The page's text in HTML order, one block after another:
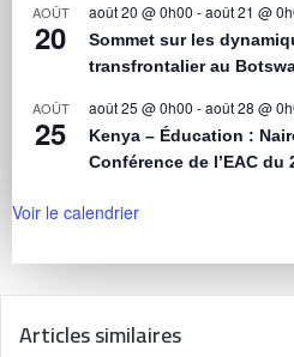
AOÛT
20
août 20 @ 0h00 -août 21 @
Sommet sur les
transfrontalier au
AOÛT
25
août 25 @ 0h00 -août 28 @
Kenya – Éducation :
Conférence de l’EAC du
Voir le calendrier
Articles similaires